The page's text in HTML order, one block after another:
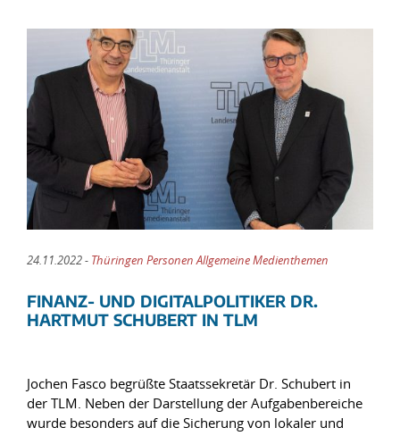
24.11.2022 - Thüringen Personen Allgemeine Medienthemen
FINANZ- UND DIGITALPOLITIKER DR.
HARTMUT SCHUBERT IN TLM
Jochen Fasco begrüßte Staatssekretär Dr. Schubert in
der TLM. Neben der Darstellung der Aufgabenbereiche
wurde besonders auf die Sicherung von lokaler und